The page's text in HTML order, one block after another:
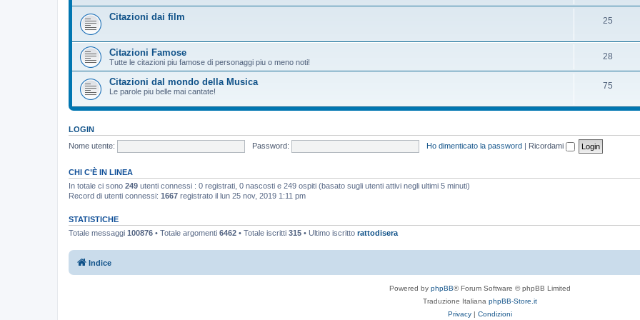
Citazioni dai film 25
Citazioni Famose
Tutte le citazioni piu famose di personaggi piu o meno noti!
28
Citazioni dal mondo della Musica
Le parole piu belle mai cantate!
75
LOGIN
Nome utente:
Password: Ho dimenticato la password | Ricordami
CHI C’È IN LINEA
In totale ci sono 249 utenti connessi : 0 registrati, 0 nascosti e 249 ospiti (basato sugli utenti attivi negli ultimi 5 minuti)
Record di utenti connessi: 1667 registrato il lun 25 nov, 2019 1:11 pm
STATISTICHE
Totale messaggi 100876 • Totale argomenti 6462 • Totale iscritti 315 • Ultimo iscritto rattodisera
Indice
Powered by phpBB® Forum Software © phpBB Limited
Traduzione Italiana phpBB-Store.it
Privacy | Condizioni